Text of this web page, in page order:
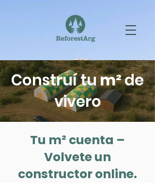
Construí tum²de
vivero
Tu m² cuenta –
Volvete un
constructor online.